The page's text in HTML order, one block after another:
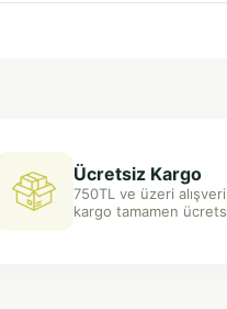
Ücretsiz Kargo
750TL ve üzeri
kargo tamamen